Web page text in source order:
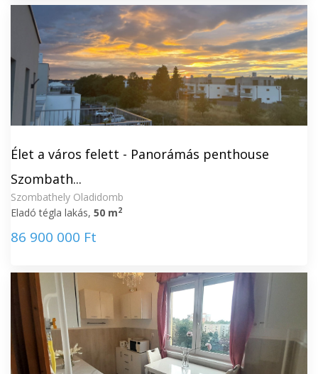
Élet a város felett - Panorámás penthouse
Szombath...
Szombathely Oladidomb
Eladó tégla lakás, 50 m2
86 900 000 Ft